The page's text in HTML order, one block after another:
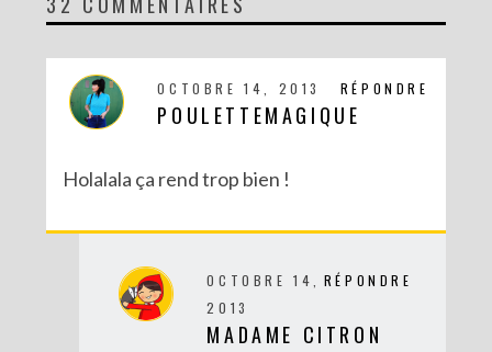
DIY MA FORÊT DE PAPIER
RÉPONDRE
OCTOBRE 14, 2013
POULETTEMAGIQUE
Holalala ça rend trop bien !
RÉPONDRE
OCTOBRE 14,
2013
MADAME CITRON